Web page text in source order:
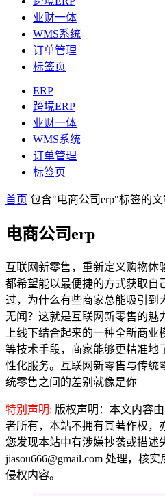
业财一体
WMS系统
订单管理
标签页
ERP
跨境ERP
业财一体
WMS系统
订单管理
标签页
首页 包含"电商公司erp"标签的文
电商公司erp
互联网新零售，重新定义购物体
都希望能以最便捷的方式获取自
过，为什么有些商家总能吸引到
无闻？这就是互联网新零售的魅
上线下结合起来的一种全新商
等技术手段，商家能够更精准地
性化服务。互联网新零售与传统
统零售之间的差别就像是你
特别声明: 版权声明：本文内容
者所有，本站不拥有其著作权，
您发现本站中有涉嫌抄袭或描述
jiasou666@gmail.com 处理，核
侵权内容。